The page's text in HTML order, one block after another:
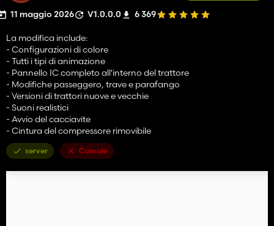
11 maggio 2026 V1.0.0.0 6 369
La modifica include:
- Configurazioni di colore
- Tutti i tipi di animazione
- Pannello IC completo all'interno del trattore
- Modifiche passeggero, trave e parafango
- Versioni di trattori nuove e vecchie
- Suoni realistici
- Avvio del cacciavite
- Cintura del compressore rimovibile
server Console